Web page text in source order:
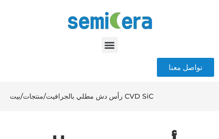
تواصل معنا
بيت/منتجات/ رأس دش مطلي بالجرافيت CVD SiC